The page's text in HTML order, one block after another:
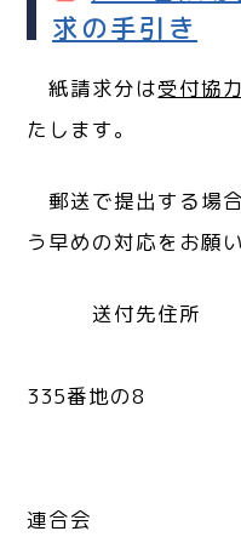
求の手引き
紙請求分は受付協
たします。
郵送で提出する場
う早めの対応をお願
送付先住所
群馬県前
335番地の8
（群馬県
群馬県国
連合会